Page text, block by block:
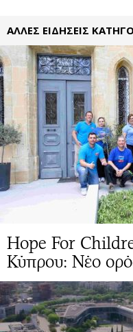
ΑΛΛΕΣ ΕΙΔΗΣΕΙΣ
Hope For
Κύπρου: Νέο